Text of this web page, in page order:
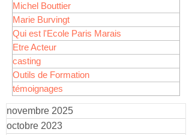
Michel Bouttier
Marie Burvingt
Qui est l'Ecole Paris Marais
Etre Acteur
casting
Outils de Formation
témoignages
novembre 2025
octobre 2023